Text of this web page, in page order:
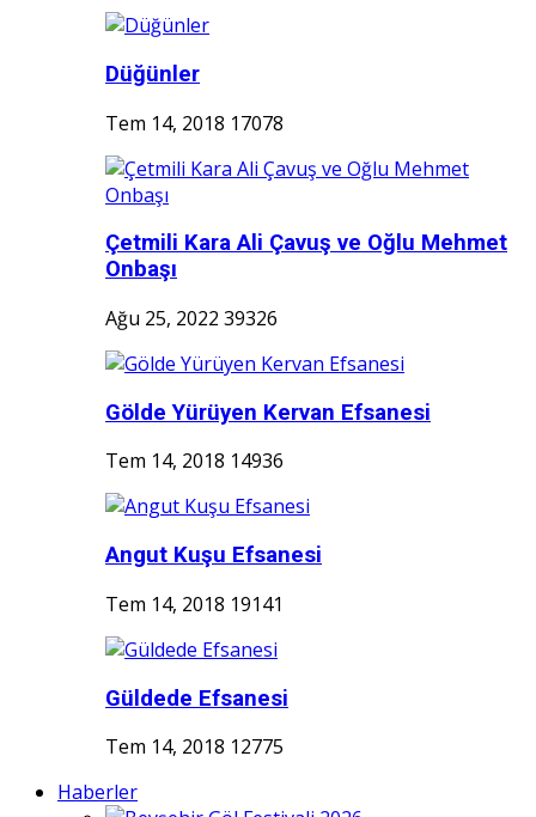
Düğünler
Tem 14, 2018 17078
Çetmili Kara Ali Çavuş ve Oğlu Mehmet
Onbaşı
Ağu 25, 2022 39326
Gölde Yürüyen Kervan Efsanesi
Tem 14, 2018 14936
Angut Kuşu Efsanesi
Tem 14, 2018 19141
Güldede Efsanesi
Tem 14, 2018 12775
Haberler